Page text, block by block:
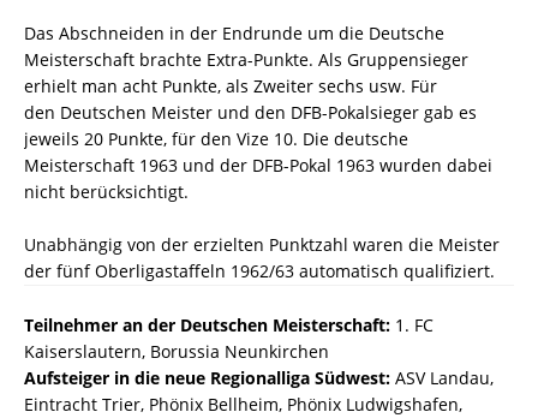
Das Abschneiden in der Endrunde um die Deutsche
Meisterschaft brachte Extra-Punkte. Als Gruppensieger
erhielt man acht Punkte, als Zweiter sechs usw. Für
den Deutschen Meister und den DFB-Pokalsieger gab es
jeweils 20 Punkte, für den Vize 10. Die deutsche
Meisterschaft 1963 und der DFB-Pokal 1963 wurden dabei
nicht berücksichtigt.
Unabhängig von der erzielten Punktzahl waren die Meister
der fünf Oberligastaffeln 1962/63 automatisch qualifiziert.
Teilnehmer an der Deutschen Meisterschaft: 1. FC
Kaiserslautern, Borussia Neunkirchen
Aufsteiger in die neue Regionalliga Südwest: ASV Landau,
Eintracht Trier, Phönix Bellheim, Phönix Ludwigshafen,